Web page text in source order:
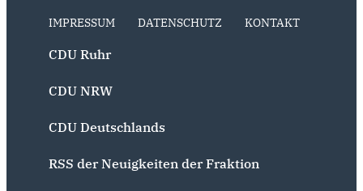
IMPRESSUM DATENSCHUTZ KONTAKT
CDU Ruhr
CDU NRW
CDU Deutschlands
RSS der Neuigkeiten der Fraktion